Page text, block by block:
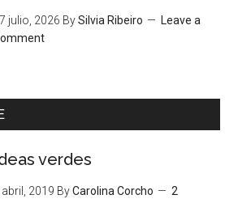
julio, 2026 BySilvia Ribeiro
Leave a
verdes
abril, 2019 ByCarolina Corcho
2